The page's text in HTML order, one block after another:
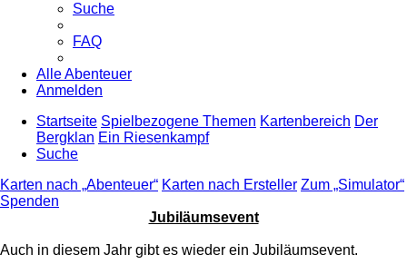
Suche
FAQ
Alle Abenteuer
Anmelden
Startseite Spielbezogene Themen Kartenbereich Der
Bergklan Ein Riesenkampf
Suche
Karten nach „Abenteuer“ Karten nach Ersteller Zum „Simulator“
Spenden
Jubiläumsevent
Auch in diesem Jahr gibt es wieder ein Jubiläumsevent.